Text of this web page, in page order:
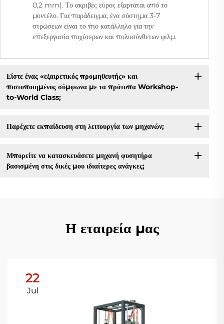
0,2 mm). Το ακριβές εύρος εξαρτάται από το
μοντέλο. Για παράδειγμα, ένα σύστημα 3-7
στρώσεων είναι το πιο κατάλληλο για την
επεξεργασία παχύτερων και πολυσύνθετων φιλμ.
Είστε ένας «εξαιρετικός προμηθευτής» και
πιστοποιημένος σύμφωνα με τα πρότυπα Workshop-
to-World Class;
Παρέχετε εκπαίδευση στη λειτουργία των μηχανών;
Μπορείτε να κατασκευάσετε μηχανή φυσητήρα
βασισμένη στις δικές μου ιδιαίτερες ανάγκες;
Η εταιρεία μας
22
Jul